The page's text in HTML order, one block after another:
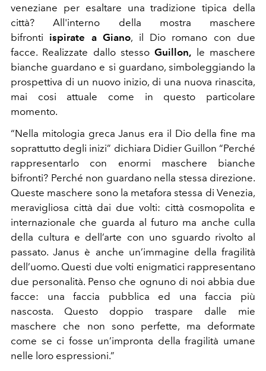
veneziane per esaltare una tradizione tipica della
città? All'interno della mostra maschere
bifronti ispirate a Giano, il Dio romano con due
facce. Realizzate dallo stessoGuillon, le maschere
bianche guardano e si guardano, simboleggiando la
prospettiva di un nuovo inizio, di una nuova rinascita,
mai cosi attuale come in questo particolare
momento.
“Nella mitologia greca Janus era il Dio della fine ma
soprattutto degli inizi” dichiara Didier Guillon “Perché
rappresentarlo con enormi maschere bianche
bifronti? Perché non guardano nella stessa direzione.
Queste maschere sono la metafora stessa di Venezia,
meravigliosa città dai due volti: città cosmopolita e
internazionale che guarda al futuro ma anche culla
della cultura e dell’arte con uno sguardo rivolto al
passato. Janus è anche un’immagine della fragilità
dell’uomo. Questi due volti enigmatici rappresentano
due personalità. Penso che ognuno di noi abbia due
facce: una faccia pubblica ed una faccia più
nascosta. Questo doppio traspare dalle mie
maschere che non sono perfette, ma deformate
come se ci fosse un’impronta della fragilità umane
nelle loro espressioni.”